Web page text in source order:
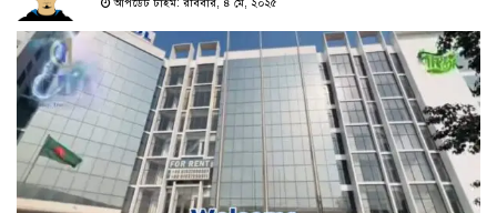
আপডেট টাইম: রবিবার, ৪ মে, ২০২৫